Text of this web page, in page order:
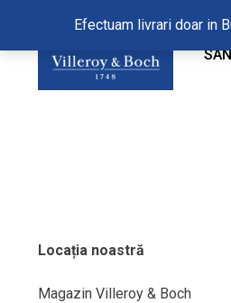
Efectuam livrari doar in
Locația noastră
Magazin Villeroy & Boch